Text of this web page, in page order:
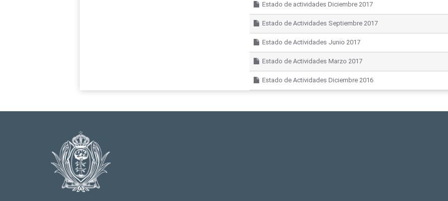
Estado de actividades Diciembre 2017
Estado de Actividades Septiembre 2017
Estado de Actividades Junio 2017
Estado de Actividades Marzo 2017
Estado de Actividades Diciembre 2016